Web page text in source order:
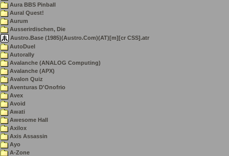
Aura BBS Pinball
Aural Quest!
Aurum
Ausserirdischen, Die
Austro.Base (1985)(Austro.Com)(AT)[m][cr CSS].atr
AutoDuel
Autorally
Avalanche (ANALOG Computing)
Avalanche (APX)
Avalon Quiz
Aventuras D'Onofrio
Avex
Avoid
Awati
Awesome Hall
Axilox
Axis Assassin
Ayo
A-Zone